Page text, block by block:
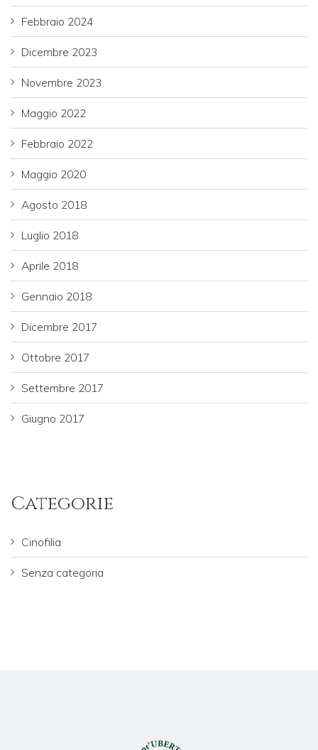
Febbraio 2024
Dicembre 2023
Novembre 2023
Maggio 2022
Febbraio 2022
Maggio 2020
Agosto 2018
Luglio 2018
Aprile 2018
Gennaio 2018
Dicembre 2017
Ottobre 2017
Settembre 2017
Giugno 2017
Categorie
Cinofilia
Senza categoria